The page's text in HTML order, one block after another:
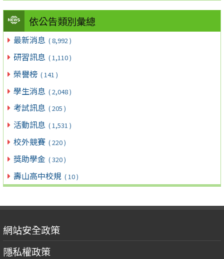
依公告類別彙總
最新消息 ( 8,992 )
研習訊息 ( 1,110 )
榮譽榜 ( 141 )
學生消息 ( 2,048 )
考試訊息 ( 205 )
活動訊息 ( 1,531 )
校外競賽 ( 220 )
獎助學金 ( 320 )
壽山高中校規 ( 10 )
網站安全政策
隱私權政策